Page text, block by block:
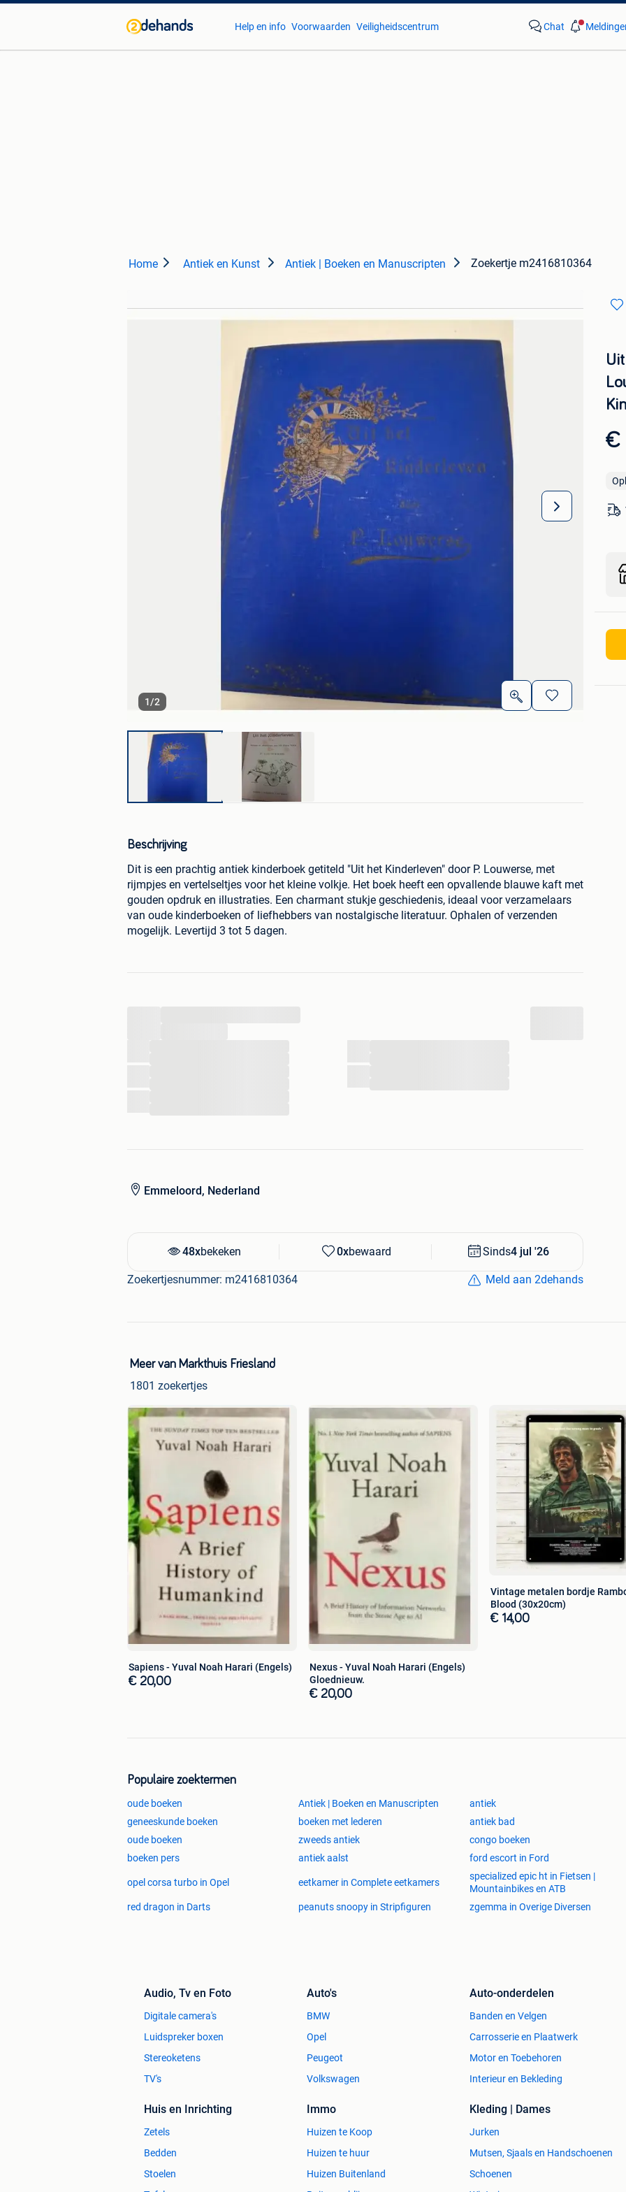
Help en info Voorwaarden Veiligheidscentrum Chat
Home Antiek en Kunst Antiek | Boeken en Manuscripten Zoekertje m2416810364
1/2
Beschrijving
Dit is een prachtig antiek kinderboek getiteld "Uit het Kinderleven" door P. Louwerse, met
rijmpjes en vertelseltjes voor het kleine volkje. Het boek heeft een opvallende blauwe kaft met
gouden opdruk en illustraties. Een charmant stukje geschiedenis, ideaal voor verzamelaars
van oude kinderboeken of liefhebbers van nostalgische literatuur. Ophalen of verzenden
mogelijk. Levertijd 3 tot 5 dagen.
Emmeloord, Nederland
48xbekeken 0xbewaard Sinds4 jul '26
Zoekertjesnummer: m2416810364 Meld aan 2dehands
€
Meer van Markthuis Friesland
1801 zoekertjes
Sapiens - Yuval Noah Harari (Engels)
€ 20,00
Nexus - Yuval Noah Harari (Engels)
Gloednieuw.
€ 20,00
Vintage metalen bordje
Blood (30x20cm)
€ 14,00
Populaire zoektermen
oude boeken Antiek | Boeken en Manuscripten
antiek
geneeskunde boeken
boeken met lederen
antiek bad
oude boeken
zweeds antiek
congo boeken
boeken pers
antiek aalst ford escort in Ford
opel corsa turbo in Opel eetkamer in Complete eetkamers
specialized epic ht in Fietsen |
Mountainbikes en ATB
red dragon in Darts
peanuts snoopy in Stripfiguren zgemma in Overige Diversen
Audio, Tv en Foto
Digitale camera's
Luidspreker boxen
Stereoketens
TV's
Auto's
BMW
Opel
Peugeot
Volkswagen
Auto-onderdelen
Banden en Velgen
Carrosserie en Plaatwerk
Motor en Toebehoren
Interieur en Bekleding
Huis en Inrichting
Zetels
Bedden
Stoelen
Immo
Huizen te Koop
Huizen te huur
Huizen Buitenland
Kleding | Dames
Jurken
Mutsen, Sjaals en Handschoenen
Schoenen